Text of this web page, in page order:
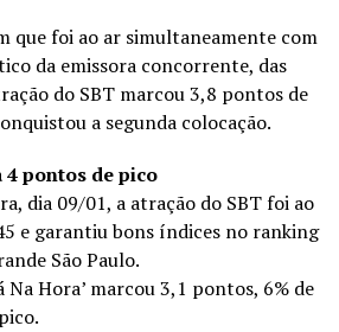
que foi ao ar simultaneamente com
da emissora concorrente, das
do SBT marcou 3,8 pontos de
a segunda colocação.
4 pontos de pico
dia 09/01, a atração do SBT foi ao
e garantiu bons índices no ranking
São Paulo.
Na Hora’ marcou 3,1 pontos, 6% de